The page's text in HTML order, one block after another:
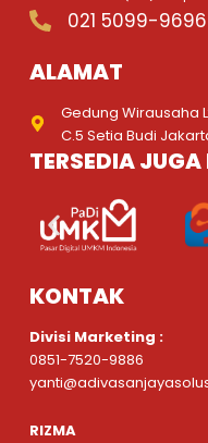
021 5099-9696
ALAMAT
Gedung Wirausaha
C.5 Setia Budi
TERSEDIA JUGA
KONTAK
Divisi Marketing :
0851-7520-9886
RIZMA